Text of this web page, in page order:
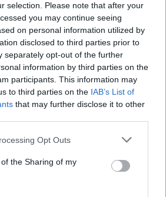
selection. Please note that after your
you may continue seeing
on personal information utilized by
disclosed to third parties prior to
separately opt-out of the further
information by third parties on the
participants. This information may
to third parties on the IAB’s List of
that may further disclose it to other
Opt Outs
the Sharing of my